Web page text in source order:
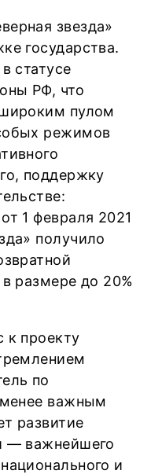
звезда»
государства.
статусе
РФ, что
широким пулом
режимов
поддержку
1 февраля 2021
получило
размере до 20%
к проекту
по
важным
развитие
— важнейшего
и